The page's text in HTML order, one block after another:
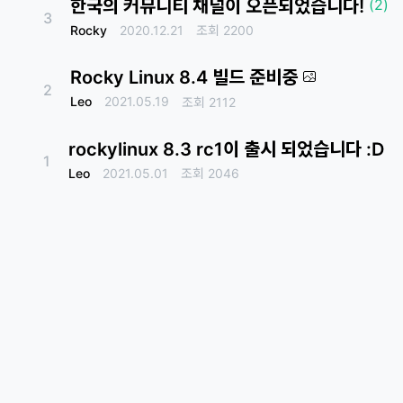
3
한국의 커뮤니티 채널이 오픈되었습니다! (2)
Rocky 2020.12.21 조회 2200
2
Rocky Linux 8.4 빌드 준비중
Leo 2021.05.19 조회 2112
1
rockylinux 8.3 rc1이 출시 되었습니다 :D
Leo 2021.05.01 조회 2046